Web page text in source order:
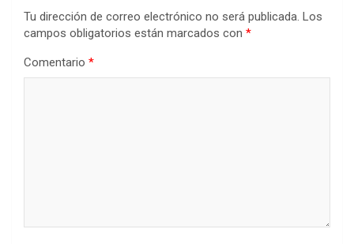
Tu dirección de correo electrónico no será publicada. Los
campos obligatorios están marcados con *
Comentario *